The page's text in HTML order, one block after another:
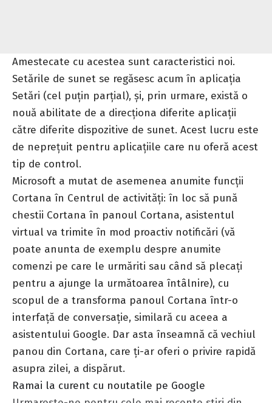
Amestecate cu acestea sunt caracteristici noi.
Setările de sunet se regăsesc acum în aplicația
Setări (cel puțin parțial), și, prin urmare, există o
nouă abilitate de a direcționa diferite aplicații
către diferite dispozitive de sunet. Acest lucru este
de neprețuit pentru aplicațiile care nu oferă acest
tip de control.
Microsoft a mutat de asemenea anumite funcții
Cortana în Centrul de activități: în loc să pună
chestii Cortana în panoul Cortana, asistentul
virtual va trimite în mod proactiv notificări (vă
poate anunta de exemplu despre anumite
comenzi pe care le urmăriti sau când să plecați
pentru a ajunge la următoarea întâlnire), cu
scopul de a transforma panoul Cortana într-o
interfață de conversație, similară cu aceea a
asistentului Google. Dar asta înseamnă că vechiul
panou din Cortana, care ți-ar oferi o privire rapidă
asupra zilei, a dispărut.
Ramai la curent cu noutatile pe Google